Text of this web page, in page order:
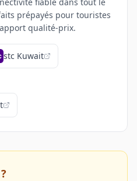
prépayés pour touristes
qualité-prix.
stc Kuwait